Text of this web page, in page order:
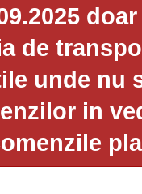
de
unde nu
in